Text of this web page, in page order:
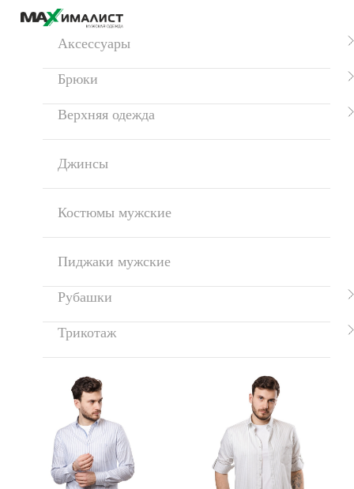
Аксессуары
Брюки
Верхняя одежда
Джинсы
Костюмы мужские
Пиджаки мужские
Рубашки
Трикотаж